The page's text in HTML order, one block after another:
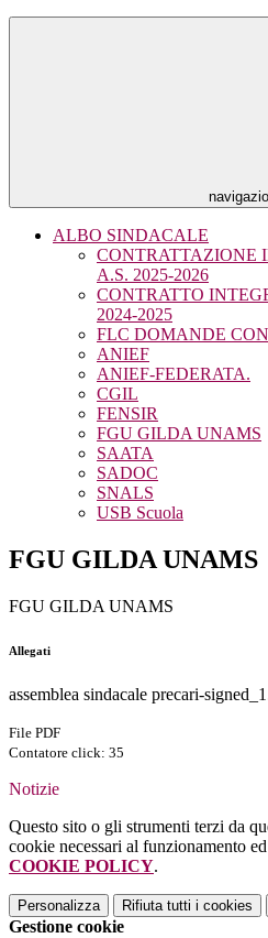
ALBO SINDACALE
CONTRATTAZIONE
A.S. 2025-2026
CONTRATTO
2024-2025
FLC DOMANDE
ANIEF
ANIEF-FEDERATA.
CGIL
FENSIR
FGU GILDA UNAMS
SAATA
SADOC
SNALS
USB Scuola
FGU GILDA UNAMS
FGU GILDA UNAMS
Allegati
assemblea sindacale precari-
File PDF
Contatore click: 35
Notizie
Questo sito o gli strumenti terzi da
cookie necessari al funzionamento
COOKIE POLICY.
Personalizza Rifiuta tutti i cookies
Gestione cookie